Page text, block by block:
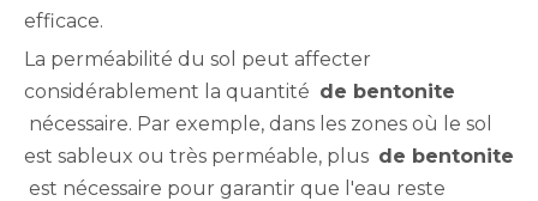
efficace.
La perméabilité du sol peut affecter
considérablement la quantité de bentonite
nécessaire. Par exemple, dans les zones où le sol
est sableux ou très perméable, plus de bentonite
est nécessaire pour garantir que l'eau reste